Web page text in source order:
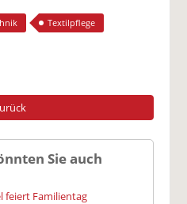
Textilpflege
Sie auch
feiert Familientag